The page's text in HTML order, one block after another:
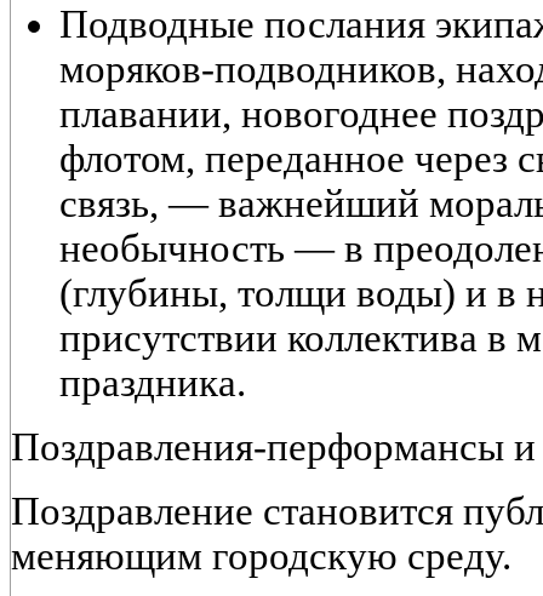
Подводные послания
моряков-подводников,
плавании, новогоднее
флотом, переданное через
связь, — важнейший
необычность — в
(глубины, толщи воды) и в
присутствии коллектива в
праздника.
Поздравления-перформансы
Поздравление становится
меняющим городскую среду.